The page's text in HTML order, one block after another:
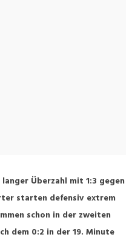
Überzahl mit 1:3 gegen
starten defensiv extrem
schon in der zweiten
dem 0:2 in der 19. Minute